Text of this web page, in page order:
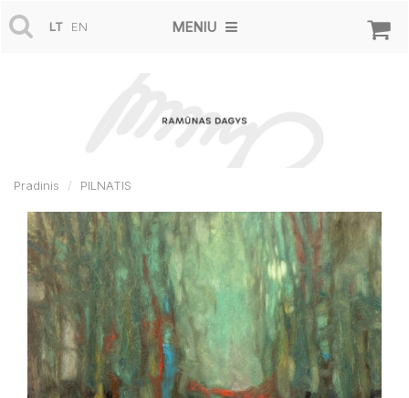
LT EN MENIU
Pradinis PILNATIS